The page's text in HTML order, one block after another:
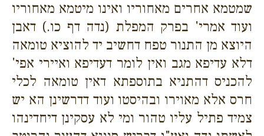
שמטמא אחרים מאחוריו ואינו מיטמא מאחוריו
ועוד אמרי' בפרק המפלת (נדה דף כו.) דאבן
היוצא מן התנור טפח דחשיב יד להוציא טומאה
דלא עדיפא מגב ואין לומר דעדיפא ואיירי אפי'
להכניס דהתניא בתוספתא דאין טומאה לכלי
חרס אלא מאוירו ובהיסטו ועוד דדרשינן הא יש
צמיד פתיל עליו טהור ומי לא עסקינן דיחדינהו